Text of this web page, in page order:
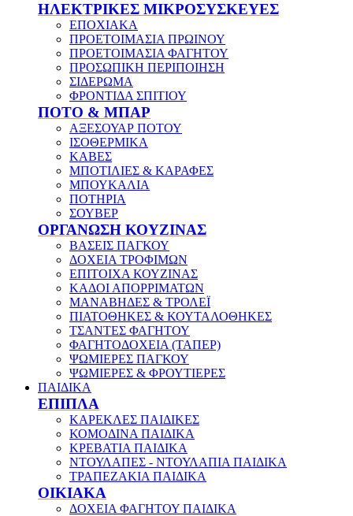
ΗΛΕΚΤΡΙΚΕΣ ΜΙΚΡΟΣΥΣΚΕΥΕΣ
ΕΠΟΧΙΑΚΑ
ΠΡΟΕΤΟΙΜΑΣΙΑ ΠΡΩΙΝΟΥ
ΠΡΟΕΤΟΙΜΑΣΙΑ ΦΑΓΗΤΟΥ
ΠΡΟΣΩΠΙΚΗ ΠΕΡΙΠΟΙΗΣΗ
ΣΙΔΕΡΩΜΑ
ΦΡΟΝΤΙΔΑ ΣΠΙΤΙΟΥ
ΠΟΤΟ & ΜΠΑΡ
ΑΞΕΣΟΥΑΡ ΠΟΤΟΥ
ΙΣΟΘΕΡΜΙΚΑ
ΚΑΒΕΣ
ΜΠΟΤΙΛΙΕΣ & ΚΑΡΑΦΕΣ
ΜΠΟΥΚΑΛΙΑ
ΠΟΤΗΡΙΑ
ΣΟΥΒΕΡ
ΟΡΓΑΝΩΣΗ ΚΟΥΖΙΝΑΣ
ΒΑΣΕΙΣ ΠΑΓΚΟΥ
ΔΟΧΕΙΑ ΤΡΟΦΙΜΩΝ
ΕΠΙΤΟΙΧΑ ΚΟΥΖΙΝΑΣ
ΚΑΔΟΙ ΑΠΟΡΡΙΜΑΤΩΝ
ΜΑΝΑΒΗΔΕΣ & ΤΡΟΛΕΪ
ΠΙΑΤΟΘΗΚΕΣ & ΚΟΥΤΑΛΟΘΗΚΕΣ
ΤΣΑΝΤΕΣ ΦΑΓΗΤΟΥ
ΦΑΓΗΤΟΔΟΧΕΙΑ (ΤΑΠΕΡ)
ΨΩΜΙΕΡΕΣ ΠΑΓΚΟΥ
ΨΩΜΙΕΡΕΣ & ΦΡΟΥΤΙΕΡΕΣ
ΠΑΙΔΙΚΑ
ΕΠΙΠΛΑ
ΚΑΡΕΚΛΕΣ ΠΑΙΔΙΚΕΣ
ΚΟΜΟΔΙΝΑ ΠΑΙΔΙΚΑ
ΚΡΕΒΑΤΙΑ ΠΑΙΔΙΚΑ
ΝΤΟΥΛΑΠΕΣ - ΝΤΟΥΛΑΠΙΑ ΠΑΙΔΙΚΑ
ΤΡΑΠΕΖΑΚΙΑ ΠΑΙΔΙΚΑ
ΟΙΚΙΑΚΑ
ΔΟΧΕΙΑ ΦΑΓΗΤΟΥ ΠΑΙΔΙΚΑ